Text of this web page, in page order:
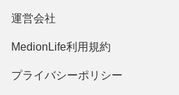
運営会社
MedionLife利用規約
プライバシーポリシー